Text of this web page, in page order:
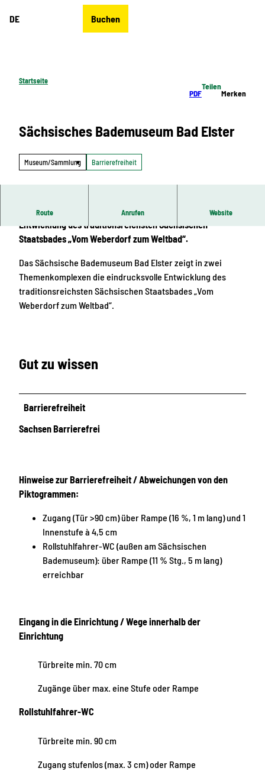
DE Buchen
Startseite
PDF
Teilen
Merken
Sächsisches Bademuseum Bad Elster
Museum/Sammlung Barrierefreiheit
Route Anrufen Website
Das Sächsische Bademuseum zeigt die eindrucksvolle
Entwicklung des traditionsreichsten Sächsischen
Staatsbades „Vom Weberdorf zum Weltbad“.
Das Sächsische Bademuseum Bad Elster zeigt in zwei
Themenkomplexen die eindrucksvolle Entwicklung des
traditionsreichsten Sächsischen Staatsbades „Vom
Weberdorf zum Weltbad“.
Gut zu wissen
Barrierefreiheit
Sachsen Barrierefrei
Hinweise zur Barrierefreiheit / Abweichungen von den
Piktogrammen:
Zugang (Tür >90 cm) über Rampe (16 %, 1 m lang) und 1
Innenstufe à 4,5 cm
Rollstuhlfahrer-WC (außen am Sächsischen
Bademuseum): über Rampe (11 % Stg., 5 m lang)
erreichbar
Eingang in die Einrichtung / Wege innerhalb der
Einrichtung
Türbreite min. 70 cm
Zugänge über max. eine Stufe oder Rampe
Rollstuhlfahrer-WC
Türbreite min. 90 cm
Zugang stufenlos (max. 3 cm) oder Rampe